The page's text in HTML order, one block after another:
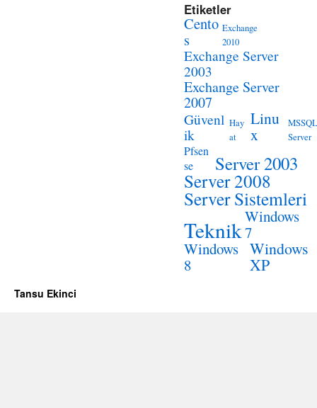
Etiketler
Cento
s
Exchange
2010
Exchange Server
2003
Exchange Server
2007
Güvenl
ik
Hay
at
Linu
x
MSSQL
Server
Pfsen
se
Server 2003
Server 2008
Server Sistemleri
TeknikWindows
7
Windows
8
Windows
XP
Tansu Ekinci